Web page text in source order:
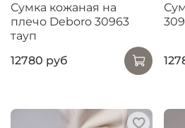
Сумка кожаная на
плечо Deboro 30963
тауп
12780 руб